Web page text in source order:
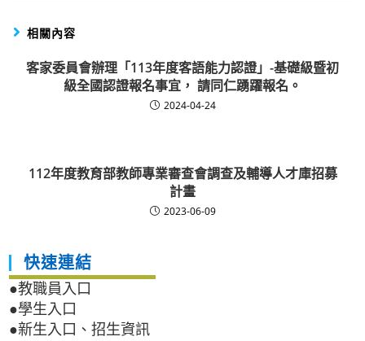
相關內容
客家委員會辦理「113年度客語能力認證」-基礎級暨初
級全國認證報名事宜， 請同仁踴躍報名。
2024-04-24
112年度教育部教師專業審查會調查及輔導人才庫招募
計畫
2023-06-09
快速連結
●教職員入口
●學生入口
●新生入口、招生資訊